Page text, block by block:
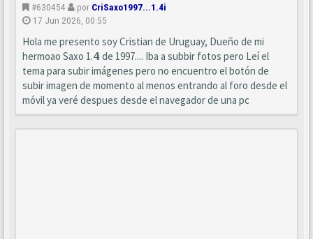
#630454 por CriSaxo1997...1.4i
17 Jun 2026, 00:55
Hola me presento soy Cristian de Uruguay, Dueño de mi
hermoao Saxo 1.4i de 1997.... Iba a subbir fotos pero Leí el
tema para subir imágenes pero no encuentro el botón de
subir imagen de momento al menos entrando al foro desde el
móvil ya veré despues desde el navegador de una pc